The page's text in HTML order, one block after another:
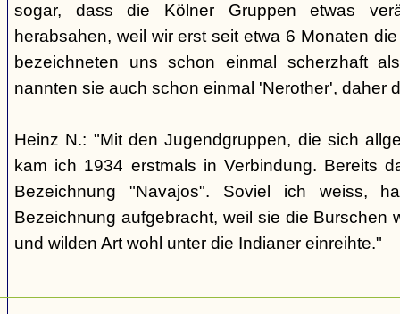
sogar, dass die Kölner Gruppen etwas
herabsahen, weil wir erst seit etwa 6 Monaten
bezeichneten uns schon einmal scherzhaft
nannten sie auch schon einmal 'Nerother', daher
Heinz N.: "Mit den Jugendgruppen, die sich
kam ich 1934 erstmals in Verbindung. Bereits
Bezeichnung "Navajos". Soviel ich weiss,
Bezeichnung aufgebracht, weil sie die Burschen
und wilden Art wohl unter die Indianer einreihte."